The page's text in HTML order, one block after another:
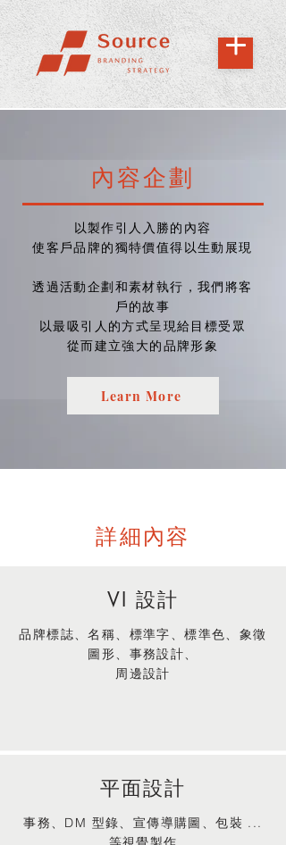
內容企劃
以製作引人入勝的內容
使客戶品牌的獨特價值得以生動展現
透過活動企劃和素材執行，我們將客
戶的故事
以最吸引人的方式呈現給目標受眾
從而建立強大的品牌形象
Learn More
詳細內容
VI 設計
品牌標誌、名稱、標準字、標準色、象徵
圖形、事務設計、
周邊設計
平面設計
事務、DM 型錄、宣傳導購圖、包裝 ...